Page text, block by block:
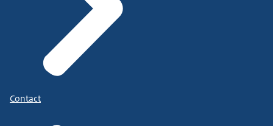
Contact